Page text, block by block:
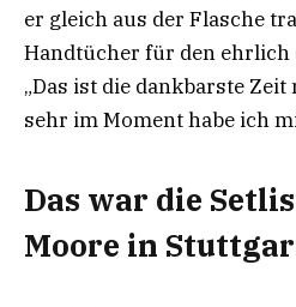
er gleich aus der Flasche
Handtücher für den ehrlich
„Das ist die dankbarste
sehr im Moment habe ich
Das war die
Moore in